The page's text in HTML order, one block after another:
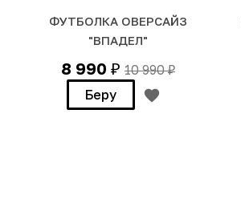
ФУТБОЛКА ОВЕРСАЙЗ
"ВПАДЕЛ"
8 990 ₽ 10 990₽
Беру